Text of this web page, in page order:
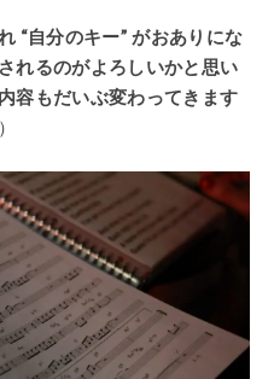
“自分のキー” がおありにな
れるのがよろしいかと思い
容もだいぶ変わってきます